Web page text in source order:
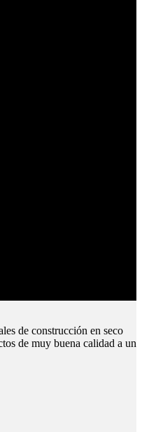
de construcción en seco
de muy buena calidad a un